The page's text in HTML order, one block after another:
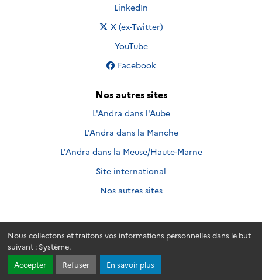
Nous collectons et traitons vos informations personnelles dans le but
suivant : Système.
Accepter
Refuser En savoir plus
Nous suivre sur
LinkedIn
Nous suivre sur
X (ex-Twitter)
Nous suivre sur
YouTube
Nous suivre sur
Facebook
Nos autres sites
L'Andra dans l'Aube
L'Andra dans la Manche
L'Andra dans la Meuse/Haute-Marne
Site international
Nos autres sites
Andra.fr © 2026 - Andra. Tous droits réservés.